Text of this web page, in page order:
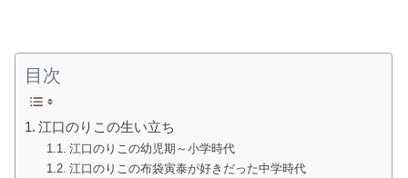
目次
江口のりこの生い立ち
江口のりこの幼児期～小学時代
江口のりこの布袋寅泰が好きだった中学時代